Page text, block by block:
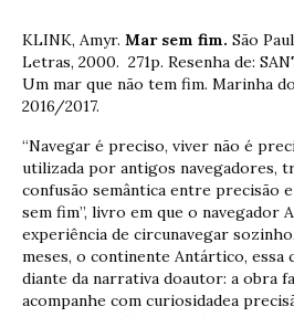
KLINK, Amyr. Mar sem fim. São
Letras, 2000. 271p. Resenha de:
Um mar que não tem fim. Marinha
2016/2017.
“Navegar é preciso, viver não é
utilizada por antigos navegadores,
confusão semântica entre precisão
sem fim”, livro em que o navegador
experiência de circunavegar
meses, o continente Antártico, essa
diante da narrativa doautor: a obra
acompanhe com curiosidadea